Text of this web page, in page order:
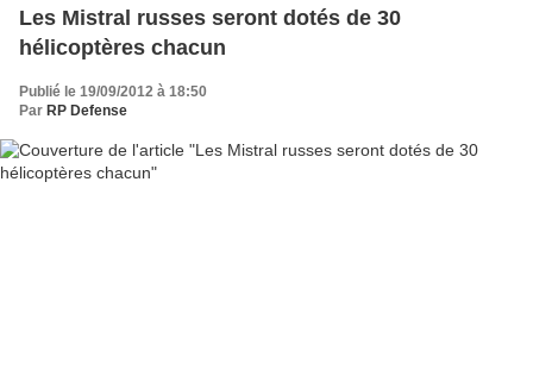
Les Mistral russes seront dotés de 30
hélicoptères chacun
Publié le 19/09/2012 à 18:50
Par RP Defense